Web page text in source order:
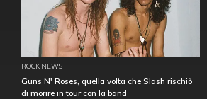
ROCK NEWS
Guns N' Roses, quella volta che Slash rischiò
di morire in tour con la band